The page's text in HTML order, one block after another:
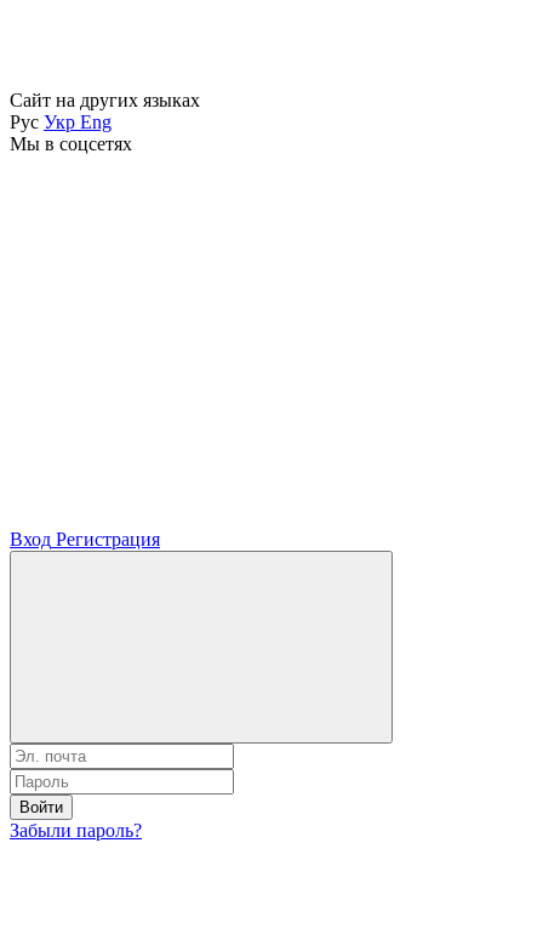
Сайт на других языках
Рус Укр Eng
Мы в соцсетях
Вход Регистрация
Войти
Забыли пароль?